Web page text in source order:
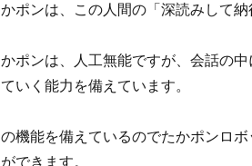
ポンは、この人間の「深読みして
ポンは、人工無能ですが、会話の
ていく能力を備えています。
の機能を備えているのでたかポンロ
できます。